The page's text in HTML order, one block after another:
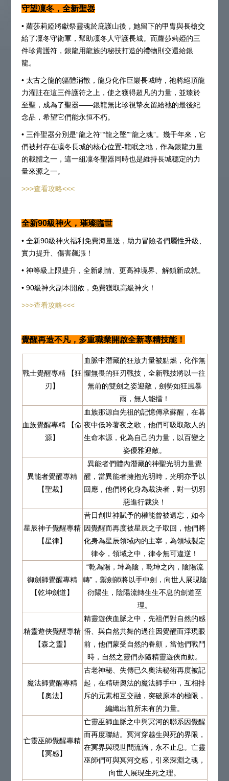
守望凜冬，全新聖器
• 蘿莎莉婭將獻祭靈魂於庇護山後，她留下的甲胄與長槍交
給了凜冬守衛軍，幫助凜冬人守護長城。而蘿莎莉婭的三
件珍貴護符，銀龍用龍族的秘技打造的禮物則交還給銀
龍。
• 太古之龍的軀體消散，龍身化作巨巖長城時，祂將絕頂龍
力灌註在這三件護符之上，使之獲得超凡的力量，並臻於
至聖，成為了聖器——銀龍無比珍視摯友留給祂的最後紀
念品，希望它們能永恒不朽。
• 三件聖器分別是“龍之符”“龍之墜”“龍之魂”。幾千年來，它
們被封存在凜冬長城的核心位置-龍眠之地，作為銀龍力量
的載體之一，這一組凜冬聖器同時也是維持長城穩定的力
量來源之一。
>>>查看攻略<<<
全新90級神火，璀璨臨世
• 全新90級神火福利免費海量送，助力冒險者們屬性升級、
實力提升、傷害飆漲！
• 神等級上限提升，全新劇情、更高神境界、解鎖新成就。
• 90級神火副本開啟，免費獲取高級神火！
>>>查看攻略<<<
覺醒再造不凡，多重職業開啟全新專精技能！
戰士覺醒專精 【狂
刃】
血脈中潛藏的狂放力量被點燃，化作無
懼無畏的狂刃戰技，全新戰技將以一往
無前的雙劍之姿迎敵，劍勢如狂風暴
雨，無人能擋！
血族覺醒專精 【命
源】
血族那源自先祖的記憶傳承蘇醒，在暮
夜中低吟著夜之歌，他們可吸取敵人的
生命本源，化為自己的力量，以百變之
姿優雅迎敵。
異能者覺醒專精
【聖裁】
異能者們體內潛藏的神聖光明力量覺
醒，當異能者擁抱光明時，光明亦予以
回應，他們將化身為裁決者，對一切邪
惡進行裁決！
星辰神子覺醒專精
【星律】
昔日創世神賦予的權能曾被遺忘，如今
因覺醒而再度被星辰之子取回，他們將
化身為星辰領域內的主宰，為領域製定
律令，領域之中，律令無可違逆！
御劍師覺醒專精
【乾坤劍道】
“乾為陽，坤為陰，乾坤之內，陰陽流
轉”，禦劍師將以手中劍，向世人展現陰
衍陽生，陰陽流轉生生不息的劍道至
理。
精靈遊俠覺醒專精
【森之靈】
精靈遊俠血脈之中，先祖們對自然的感
悟、與自然共舞的過往因覺醒而浮現眼
前，他們蒙受自然的眷顧，當他們戰鬥
時，自然之靈們亦隨精靈遊俠而動。
魔法師覺醒專精
【奧法】
古老神秘、失傳已久奧法秘術再度被記
起，在精研奧法的魔法師手中，互相排
斥的元素相互交融，突破原本的極限，
編織出前所未有的力量。
亡靈巫師覺醒專精
【冥感】
亡靈巫師血脈之中與冥河的聯系因覺醒
而再度聯結。冥河穿越生與死的界限，
在冥界與現世間流淌，永不止息。亡靈
巫師們可與冥河交感，引來深淵之魂，
向世人展現生死之理。